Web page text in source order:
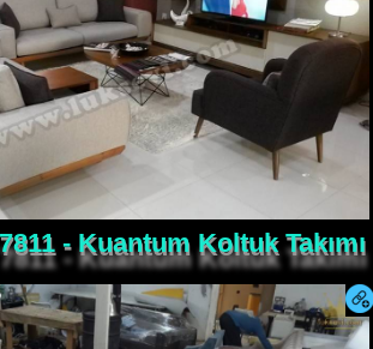
- Kuantum Koltuk Takımı